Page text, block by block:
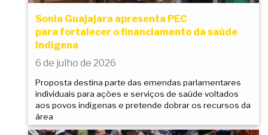
Sonia Guajajara apresenta PEC
para fortalecer o financiamento da saúde
indígena
6 de julho de 2026
Proposta destina parte das emendas parlamentares
individuais para ações e serviços de saúde voltados
aos povos indígenas e pretende dobrar os recursos da
área